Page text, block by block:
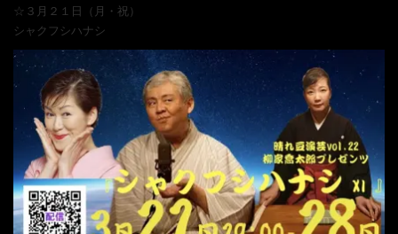
☆３月２１日（月・祝）
シャクフシハナシ